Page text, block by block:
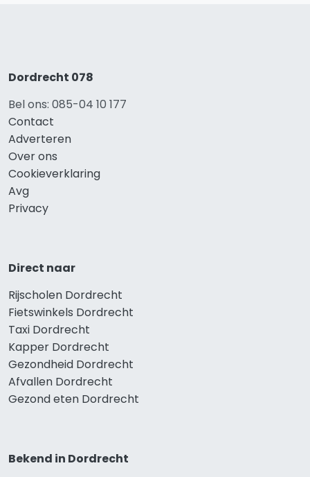
Dordrecht 078
Bel ons: 085-04 10 177
Contact
Adverteren
Over ons
Cookieverklaring
Avg
Privacy
Direct naar
Rijscholen Dordrecht
Fietswinkels Dordrecht
Taxi Dordrecht
Kapper Dordrecht
Gezondheid Dordrecht
Afvallen Dordrecht
Gezond eten Dordrecht
Bekend in Dordrecht